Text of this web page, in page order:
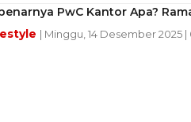
PwC Kantor Apa?
| Minggu, 14 Desember 2025 |